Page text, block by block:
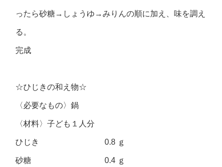
ったら砂糖→しょうゆ→みりんの順に加え、味を調え
る。
完成
☆ひじきの和え物☆
〈必要なもの〉鍋
〈材料〉子ども１人分
ひじき 0.8 ｇ
砂糖 0.4 ｇ